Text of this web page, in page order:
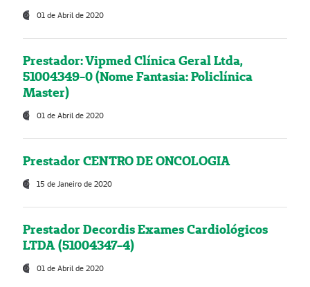
01 de Abril de 2020
Prestador: Vipmed Clínica Geral Ltda,
51004349-0 (Nome Fantasia: Policlínica
Master)
01 de Abril de 2020
Prestador CENTRO DE ONCOLOGIA
15 de Janeiro de 2020
Prestador Decordis Exames Cardiológicos
LTDA (51004347-4)
01 de Abril de 2020